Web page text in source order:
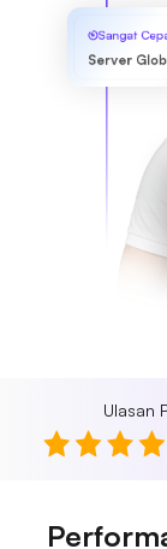
Sangat
Server
Ulasan